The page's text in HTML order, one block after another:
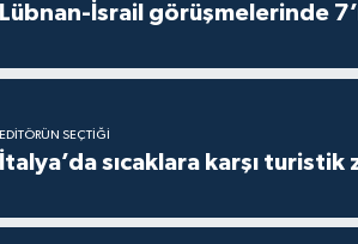
Lübnan-İsrail görüşmelerinde
EDITÖRÜN SEÇTIĞI
İtalya’da sıcaklara karşı